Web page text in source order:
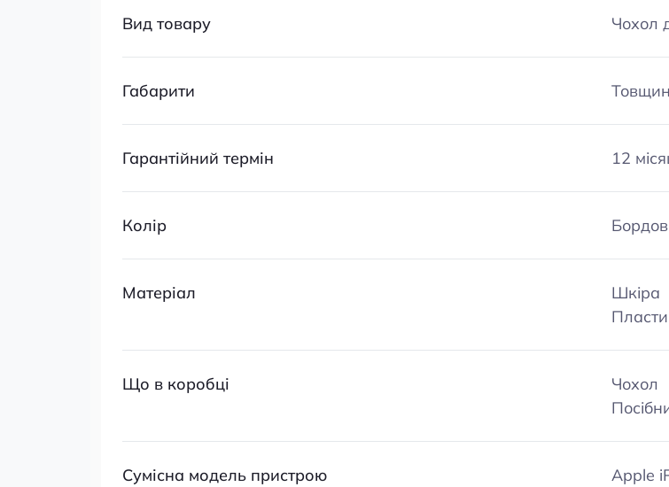
Вид товару Чохол
Габарити
Гарантійний термін 12
Колір
Матеріал
Шкіра
Що в коробці
Чохол
Сумісна модель пристрою
Apple